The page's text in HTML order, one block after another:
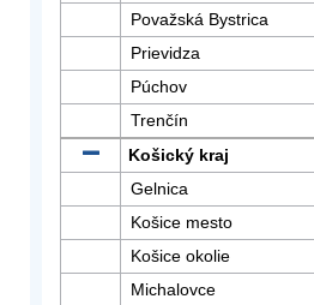
Považská Bystrica
Prievidza
Púchov
Trenčín
Košický kraj
Gelnica
Košice mesto
Košice okolie
Michalovce